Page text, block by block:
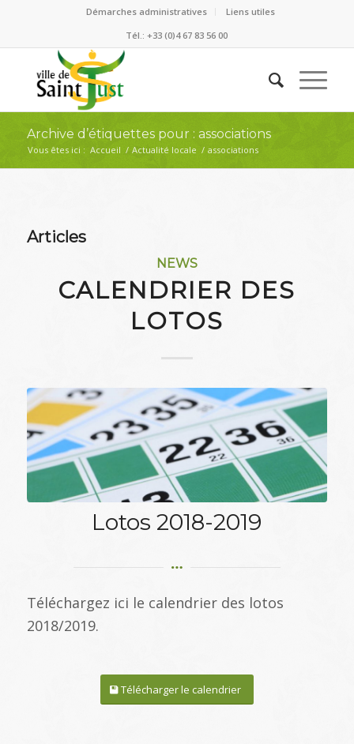
Démarches administratives
Liens utiles
Tél.: +33 (0)4 67 83 56 00
Archive d’étiquettes pour : associations
Vous êtes ici : Accueil / Actualité locale / associations
Articles
NEWS
CALENDRIER DES
LOTOS
Lotos 2018-2019
Téléchargez ici le calendrier des lotos
2018/2019.
Télécharger le calendrier